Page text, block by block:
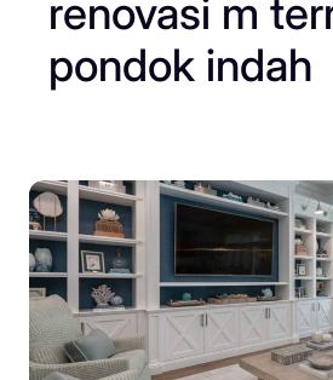
renovasi m
pondok indah